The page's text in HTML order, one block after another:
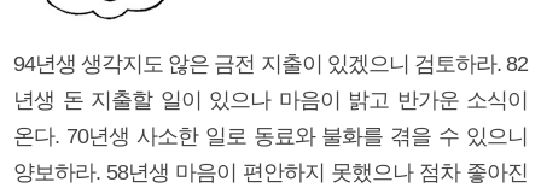
94년생 생각지도 않은 금전 지출이 있겠으니 검토하라. 82
년생 돈 지출할 일이 있으나 마음이 밝고 반가운 소식이
온다. 70년생 사소한 일로 동료와 불화를 겪을 수 있으니
양보하라. 58년생 마음이 편안하지 못했으나 점차 좋아진